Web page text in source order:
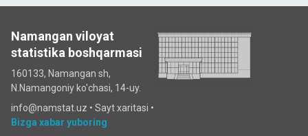
Namangan viloyat
statistika boshqarmasi
160133, Namangan sh,
N.Namangoniy ko'chasi, 14-uy.
info@namstat.uz • Sayt xaritasi •
Bizga xabar yuboring